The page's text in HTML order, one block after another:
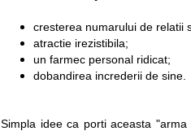
cresterea numarului de relatii
atractie irezistibila;
un farmec personal ridicat;
dobandirea increderii de sine.
Simpla idee ca porti aceasta